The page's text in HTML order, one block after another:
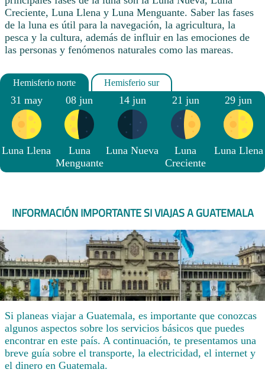
Creciente, Luna Llena y Luna Menguante. Saber las fases
de la luna es útil para la navegación, la agricultura, la
pesca y la cultura, además de influir en las emociones de
las personas y fenómenos naturales como las mareas.
31 may
Luna Llena
08 jun
Luna
Menguante
14 jun
Luna Nueva
21 jun
Luna
Creciente
29 jun
Luna Llena
INFORMACIÓN IMPORTANTE SI VIAJAS A GUATEMALA
Si planeas viajar a Guatemala, es importante que conozcas
algunos aspectos sobre los servicios básicos que puedes
encontrar en este país. A continuación, te presentamos una
breve guía sobre el transporte, la electricidad, el internet y
el dinero en Guatemala.